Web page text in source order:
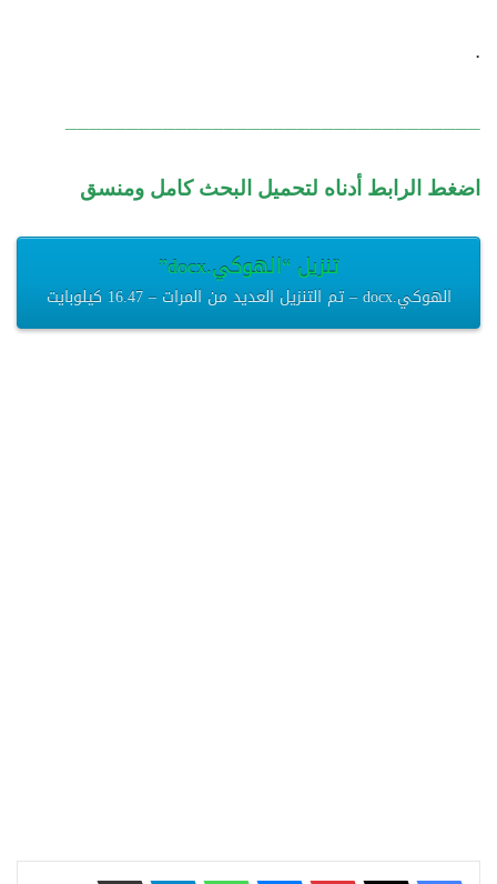
.
اضغط الرابط أدناه لتحميل البحث كامل ومنسق
تنزيل “الهوكي.docx”
الهوكي.docx – تم التنزيل العديد من المرات – 16.47 كيلوبايت